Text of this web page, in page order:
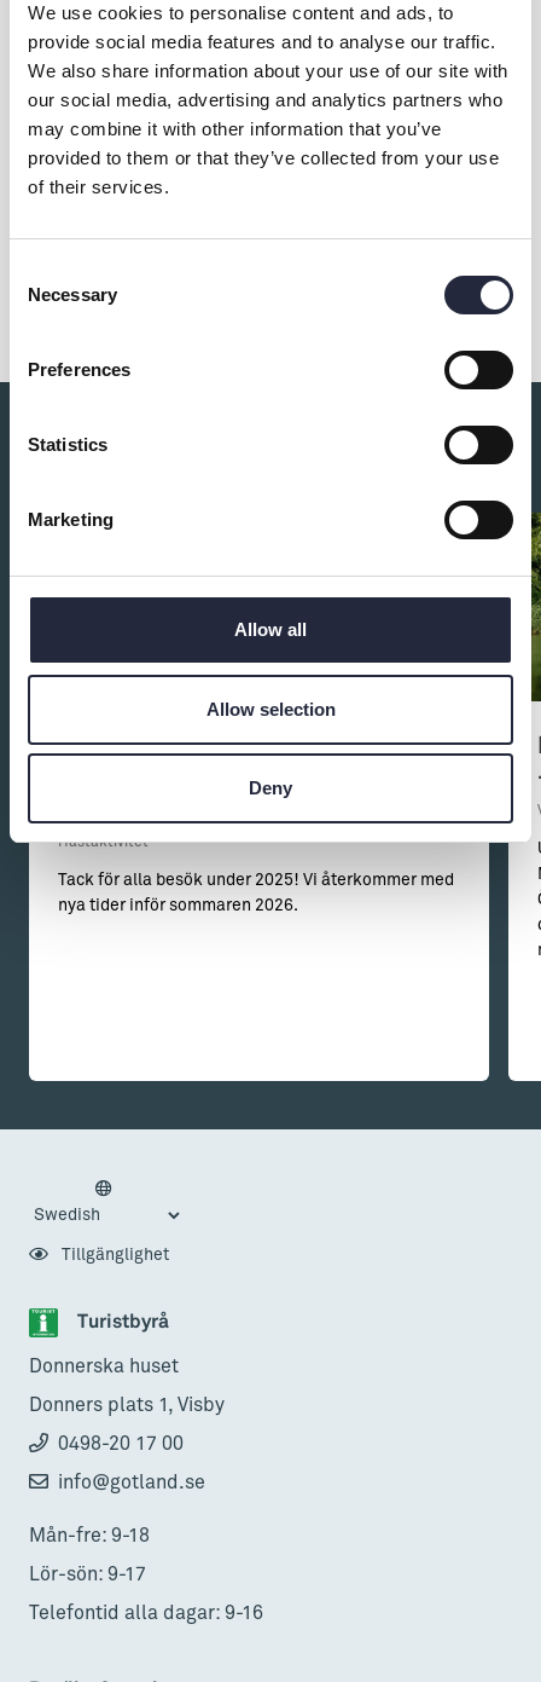
We use cookies to personalise content and ads, to
provide social media features and to analyse our traffic.
We also share information about your use of our site with
our social media, advertising and analytics partners who
may combine it with other information that you’ve
provided to them or that they’ve collected from your use
of their services.
Selection
Necessary
Preferences
Statistics
Marketing
Allow all
Allow selection
Deny
Kontakt & öppettider
Du kanske också är intresserad av:
Ponnyridning på Gangvidefarm i
Hästaktivitet
Tack för alla besök under 2025! Vi återkommer med
nya tider inför sommaren 2026.
Turistbyrå
Donnerska huset
Donners plats 1, Visby
0498-20 17 00
info@gotland.se
Mån-fre: 9-18
Lör-sön: 9-17
Telefontid alla dagar: 9-16
Tillgänglighet